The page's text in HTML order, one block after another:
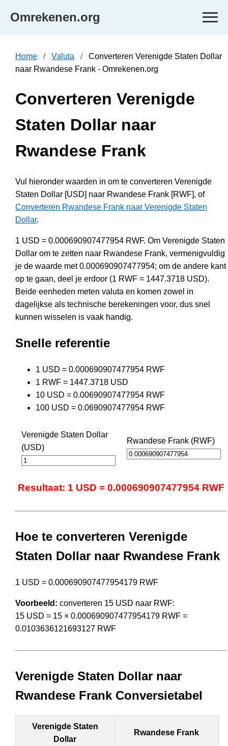
Omrekenen.org
Home Valuta
Converteren Verenigde Staten Dollar
naar Rwandese Frank - Omrekenen.org
Converteren Verenigde
Staten Dollar naar
Rwandese Frank
Vul hieronder waarden in om te converteren Verenigde
Staten Dollar [USD] naar Rwandese Frank [RWF], of
Converteren Rwandese Frank naar Verenigde Staten
Dollar.
1 USD = 0.000690907477954 RWF. Om Verenigde Staten
Dollar om te zetten naar Rwandese Frank, vermenigvuldig
je de waarde met 0.000690907477954; om de andere kant
op te gaan, deel je erdoor (1 RWF = 1447.3718 USD).
Beide eenheden meten valuta en komen zowel in
dagelijkse als technische berekeningen voor, dus snel
kunnen wisselen is vaak handig.
Snelle referentie
1 USD = 0.000690907477954 RWF
1 RWF = 1447.3718 USD
10 USD = 0.00690907477954 RWF
100 USD = 0.0690907477954 RWF
Verenigde Staten Dollar
(USD)
Rwandese Frank (RWF)
Resultaat: 1 USD = 0.000690907477954 RWF
Hoe te converteren Verenigde
Staten Dollar naar Rwandese Frank
1 USD = 0.000690907477954179 RWF
Voorbeeld: converteren 15 USD naar RWF:
15 USD = 15 × 0.000690907477954179 RWF =
0.0103636121693127 RWF
Verenigde Staten Dollar naar
Rwandese Frank Conversietabel
Verenigde Staten
Dollar
Rwandese Frank